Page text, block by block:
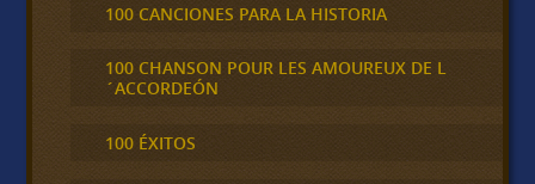
100 CANCIONES PARA LA HISTORIA
100 CHANSON POUR LES AMOUREUX DE L
´ACCORDEÓN
100 ÉXITOS